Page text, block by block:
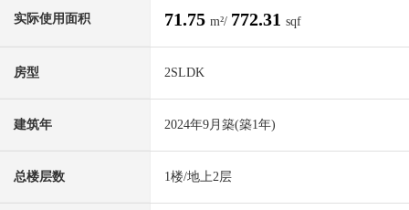
实际使用面积 71.75 m²/ 772.31 sqf
房型 2SLDK
建筑年 2024年9月築(築1年)
总楼层数 1楼/地上2层